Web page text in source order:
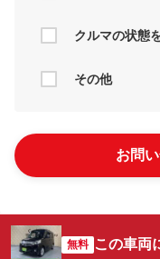
クルマの状態
その他
お問
無料 この車両